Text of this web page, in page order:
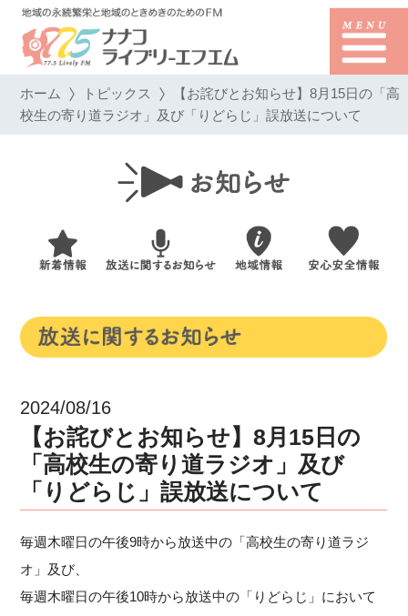
ホーム トピックス 【お詫びとお知らせ】8月15日の「高
校生の寄り道ラジオ」及び「りどらじ」誤放送について
2024/08/16
【お詫びとお知らせ】8月15日の
「高校生の寄り道ラジオ」及び
「りどらじ」誤放送について
毎週木曜日の午後9時から放送中の「高校生の寄り道ラジ
オ」及び、
毎週木曜日の午後10時から放送中の「りどらじ」において